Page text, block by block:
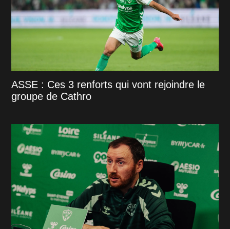
ASSE : Ces 3 renforts qui vont rejoindre le
groupe de Cathro